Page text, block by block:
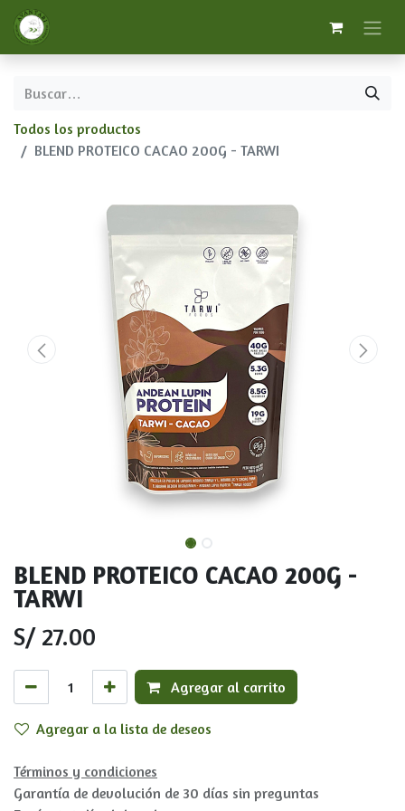
Todos los productos
BLEND PROTEICO CACAO 200G - TARWI
BLEND PROTEICO CACAO 200G -
TARWI
S/ 27.00
Agregar al carrito
Agregar a la lista de deseos
Términos y condiciones
Garantía de devolución de 30 días sin preguntas